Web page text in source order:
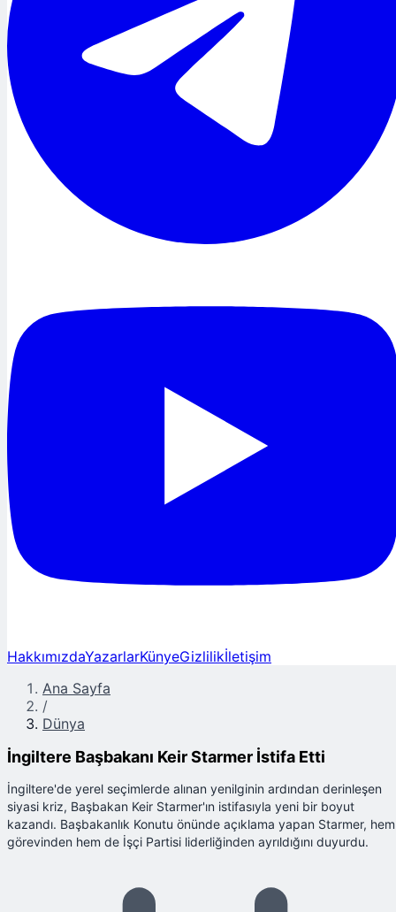
HakkımızdaYazarlarKünyeGizlilikİletişim
Ana Sayfa
/
Dünya
İngiltere Başbakanı Keir Starmer İstifa Etti
İngiltere'de yerel seçimlerde alınan yenilginin ardından derinleşen
siyasi kriz, Başbakan Keir Starmer'ın istifasıyla yeni bir boyut
kazandı. Başbakanlık Konutu önünde açıklama yapan Starmer, hem
görevinden hem de İşçi Partisi liderliğinden ayrıldığını duyurdu.